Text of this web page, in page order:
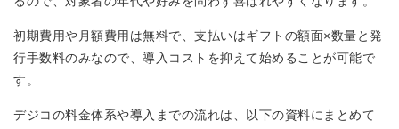
初期費用や月額費用は無料で、支払いはギフトの額面×数量と発
行手数料のみなので、導入コストを抑えて始めることが可能で
す。
デジコの料金体系や導入までの流れは、以下の資料にまとめて